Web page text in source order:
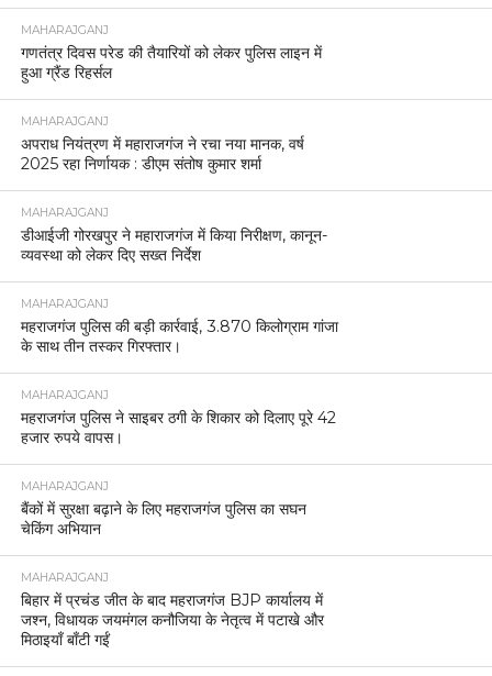
MAHARAJGANJ
गणतंत्र दिवस परेड की तैयारियों को लेकर पुलिस लाइन में
हुआ ग्रैंड रिहर्सल
MAHARAJGANJ
अपराध नियंत्रण में महाराजगंज ने रचा नया मानक, वर्ष
2025 रहा निर्णायक : डीएम संतोष कुमार शर्मा
MAHARAJGANJ
डीआईजी गोरखपुर ने महाराजगंज में किया निरीक्षण, कानून-
व्यवस्था को लेकर दिए सख्त निर्देश
MAHARAJGANJ
महराजगंज पुलिस की बड़ी कार्रवाई, 3.870 किलोग्राम गांजा
के साथ तीन तस्कर गिरफ्तार।
MAHARAJGANJ
महराजगंज पुलिस ने साइबर ठगी के शिकार को दिलाए पूरे 42
हजार रुपये वापस।
MAHARAJGANJ
बैंकों में सुरक्षा बढ़ाने के लिए महराजगंज पुलिस का सघन
चेकिंग अभियान
MAHARAJGANJ
बिहार में प्रचंड जीत के बाद महराजगंज BJP कार्यालय में
जश्न, विधायक जयमंगल कनौजिया के नेतृत्व में पटाखे और
मिठाइयाँ बाँटी गईं